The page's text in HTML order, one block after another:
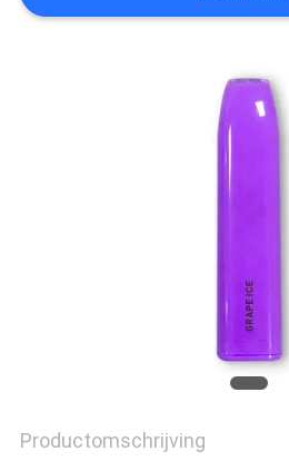
Productomschrijving